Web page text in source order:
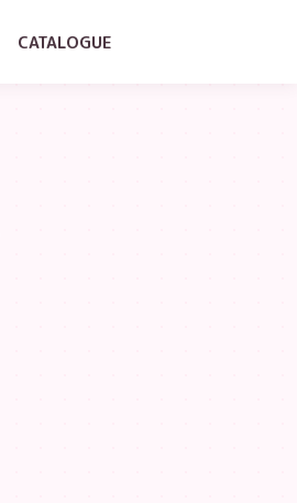
CATALOGUE